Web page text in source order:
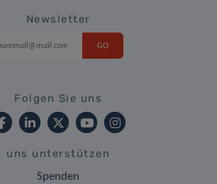
Newsletter
Folgen Sie uns
uns unterstützen
Spenden